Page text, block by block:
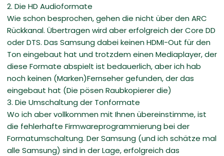
2. Die HD Audioformate
Wie schon besprochen, gehen die nicht über den ARC
Rückkanal. Übertragen wird aber erfolgreich der Core DD
oder DTS. Das Samsung dabei keinen HDMI-Out für den
Ton eingebaut hat und trotzdem einen Mediaplayer, der
diese Formate abspielt ist bedauerlich, aber ich hab
noch keinen (Marken)Fernseher gefunden, der das
eingebaut hat (Die pösen Raubkopierer die)
3. Die Umschaltung der Tonformate
Wo ich aber vollkommen mit Ihnen übereinstimme, ist
die fehlerhafte Firmwareprogrammierung bei der
Formatumschaltung. Der Samsung (und ich schätze mal
alle Samsung) sind in der Lage, erfolgreich das